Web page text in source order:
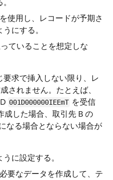
使用し、レコードが予期さ
にする。
ていることを想定しな
求で挿入しない限り、レ
されません。たとえば、
001D000000IEEmT を受信
成した場合、取引先 B の
なる場合とならない場合が
に設定する。
要なデータを作成して、テ